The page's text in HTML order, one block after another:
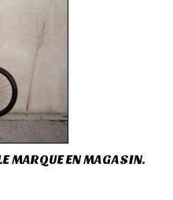
MARQUE EN MAGASIN.